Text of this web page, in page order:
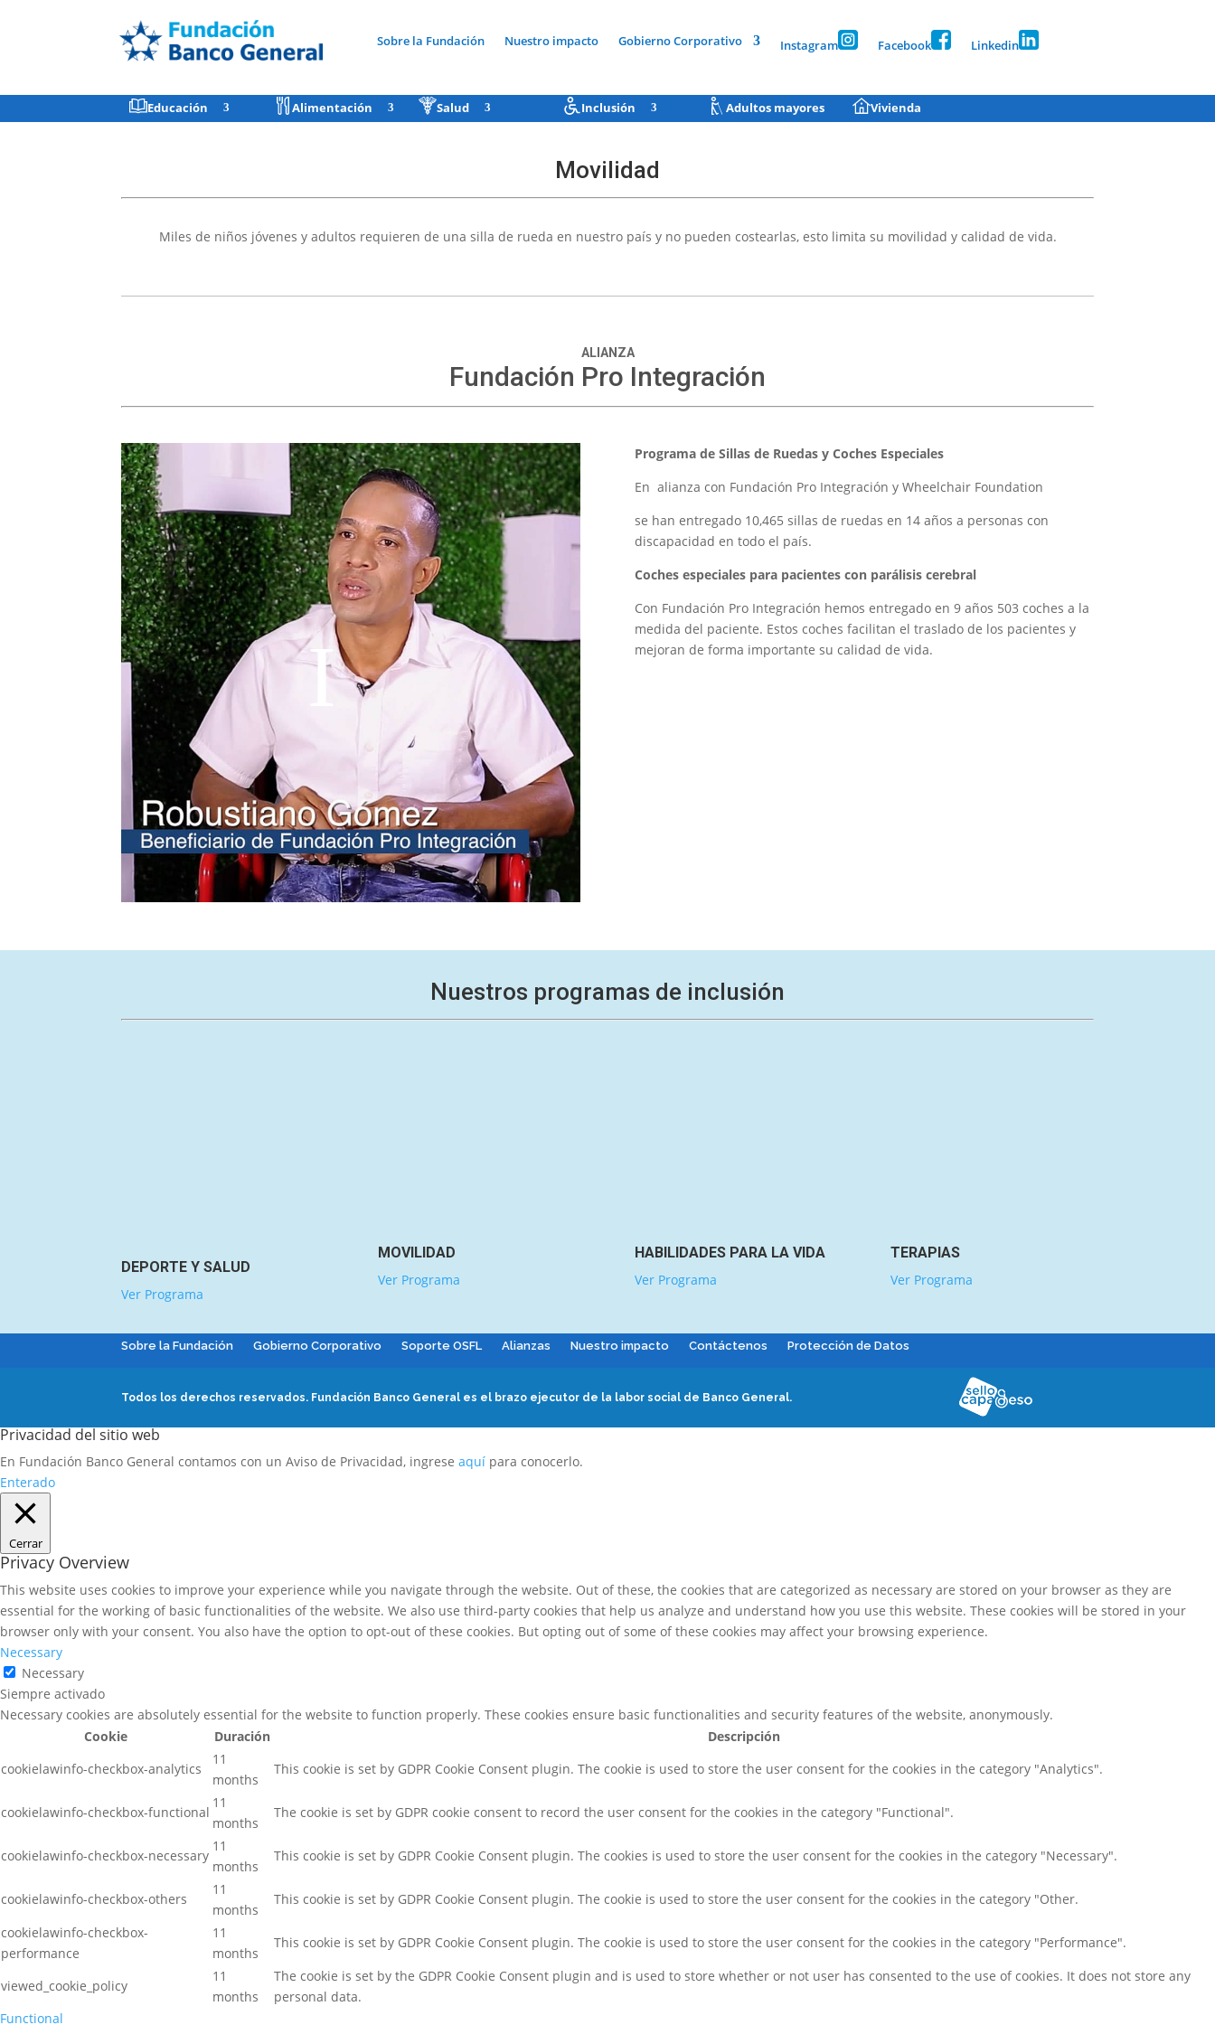
Sobre la Fundación Nuestro impacto Gobierno Corporativo Instagram Facebook Linkedin
Educación Alimentación Salud Inclusión Adultos mayores Vivienda
Movilidad
Miles de niños jóvenes y adultos requieren de una silla de rueda en nuestro país y no pueden costearlas, esto limita su movilidad y calidad de vida.
ALIANZA
Fundación Pro Integración
Programa de Sillas de Ruedas y Coches Especiales
En alianza con Fundación Pro Integración y Wheelchair Foundation
se han entregado 10,465 sillas de ruedas en 14 años a personas con
discapacidad en todo el país.
Coches especiales para pacientes con parálisis cerebral
Con Fundación Pro Integración hemos entregado en 9 años 503 coches a la
medida del paciente. Estos coches facilitan el traslado de los pacientes y
mejoran de forma importante su calidad de vida.
Nuestros programas de inclusión
DEPORTE Y SALUD
Ver Programa
MOVILIDAD
Ver Programa
HABILIDADES PARA LA VIDA
Ver Programa
TERAPIAS
Ver Programa
Sobre la Fundación Gobierno Corporativo Soporte OSFL Alianzas Nuestro impacto Contáctenos Protección de Datos
Todos los derechos reservados. Fundación Banco General es el brazo ejecutor de la labor social de Banco General.
Privacidad del sitio web
En Fundación Banco General contamos con un Aviso de Privacidad, ingrese aquí para conocerlo.
Enterado
Cerrar
Privacy Overview
This website uses cookies to improve your experience while you navigate through the website. Out of these, the cookies that are categorized as necessary are stored on your browser as they are
essential for the working of basic functionalities of the website. We also use third-party cookies that help us analyze and understand how you use this website. These cookies will be stored in your
browser only with your consent. You also have the option to opt-out of these cookies. But opting out of some of these cookies may affect your browsing experience.
Necessary
Necessary
Siempre activado
Necessary cookies are absolutely essential for the website to function properly. These cookies ensure basic functionalities and security features of the website, anonymously.
Cookie
Duración
Descripción
cookielawinfo-checkbox-analytics
11
months
This cookie is set by GDPR Cookie Consent plugin. The cookie is used to store the user consent for the cookies in the category "Analytics".
cookielawinfo-checkbox-functional
11
months
The cookie is set by GDPR cookie consent to record the user consent for the cookies in the category "Functional".
cookielawinfo-checkbox-necessary
11
months
This cookie is set by GDPR Cookie Consent plugin. The cookies is used to store the user consent for the cookies in the category "Necessary".
cookielawinfo-checkbox-others
11
months
This cookie is set by GDPR Cookie Consent plugin. The cookie is used to store the user consent for the cookies in the category "Other.
cookielawinfo-checkbox-
performance
11
months
This cookie is set by GDPR Cookie Consent plugin. The cookie is used to store the user consent for the cookies in the category "Performance".
viewed_cookie_policy
11
months
The cookie is set by the GDPR Cookie Consent plugin and is used to store whether or not user has consented to the use of cookies. It does not store any
personal data.
Functional